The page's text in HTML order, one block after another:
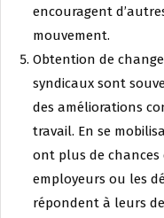
encouragent
mouvement.
Obtention de
syndicaux sont
des améliorations
travail. En se
ont plus de chances
employeurs ou les
répondent à leurs